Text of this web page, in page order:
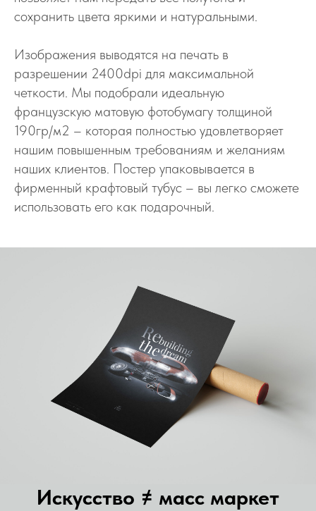
сохранить цвета яркими и натуральными.
Изображения выводятся на печать в
разрешении 2400dpi для максимальной
четкости. Мы подобрали идеальную
французскую матовую фотобумагу толщиной
190гр/м2 – которая полностью удовлетворяет
нашим повышенным требованиям и желаниям
наших клиентов. Постер упаковывается в
фирменный крафтовый тубус – вы легко сможете
использовать его как подарочный.
Искусство ≠ масс маркет